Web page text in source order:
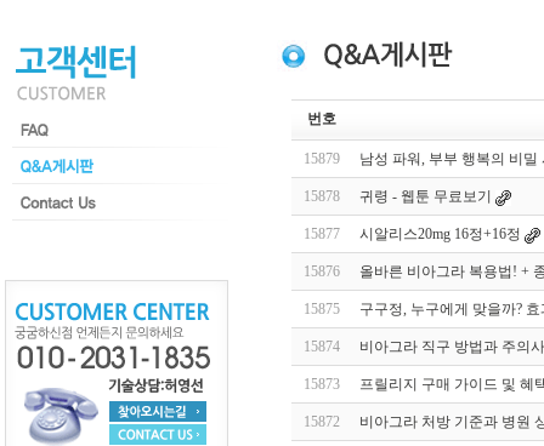
번호
15879 남성 파워, 부부 행복의 비밀
15878 귀령 - 웹툰 무료보기
15877 시알리스20mg 16정+16정
15876 올바른 비아그라 복용법! +
15875 구구정, 누구에게 맞을까?
15874 비아그라 직구 방법과 주의
15873 프릴리지 구매 가이드 및 혜
15872 비아그라 처방 기준과 병원